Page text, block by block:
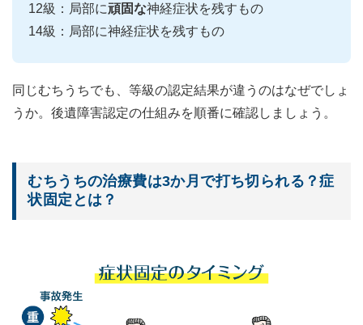
12級：局部に頑固な神経症状を残すもの
14級：局部に神経症状を残すもの
同じむちうちでも、等級の認定結果が違うのはなぜでしょ
うか。後遺障害認定の仕組みを順番に確認しましょう。
むちうちの治療費は3か月で打ち切られる？症
状固定とは？